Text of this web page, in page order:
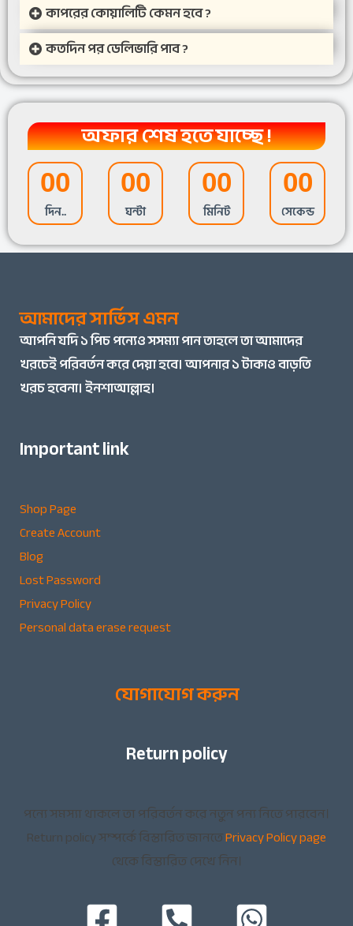
কাপরের কোয়ালিটি কেমন হবে ?
কতদিন পর ডেলিভারি পাব ?
অফার শেষ হতে যাচ্ছে !
00
দিন..
00
ঘন্টা
00
মিনিট
00
সেকেন্ড
আমাদের সার্ভিস এমন
আপনিযদি ১ পিচ পন্যেও সসম্যা পান তাহলে তা আমাদের
খরচেই পরিবর্তন করে দেয়া হবে। আপনার ১ টাকাও বাড়তি
খরচ হবেনা। ইনশাআল্লাহ।
Important link
Shop Page
Create Account
Blog
Lost Password
Privacy Policy
Personal data erase request
যোগাযোগ করুন
Return policy
পন্যে সমস্যা থাকলে তা পরিবর্তন করে নতুন পন্য নিতে পারবেন।
Return policy সম্পর্কে বিস্তারিত জানতেPrivacy Policy page
থেকে বিস্তারিত দেখে নিন।